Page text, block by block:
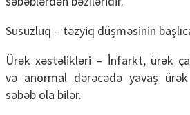
Susuzluq – təzyiq düşməsinin
Ürək xəstəlikləri – İnfarkt, ürək
və anormal dərəcədə yavaş
səbəb ola bilər.